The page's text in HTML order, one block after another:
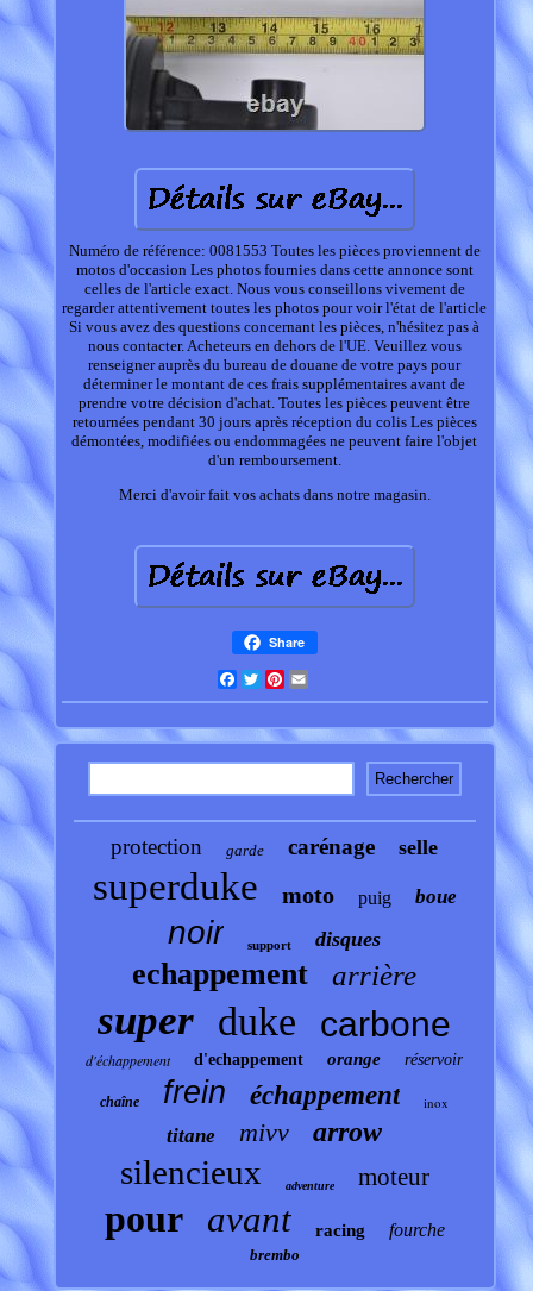
Numéro de référence: 0081553 Toutes les pièces proviennent de
motos d'occasion Les photos fournies dans cette annonce sont
celles de l'article exact. Nous vous conseillons vivement de
regarder attentivement toutes les photos pour voir l'état de l'article
Si vous avez des questions concernant les pièces, n'hésitez pas à
nous contacter. Acheteurs en dehors de l'UE. Veuillez vous
renseigner auprès du bureau de douane de votre pays pour
déterminer le montant de ces frais supplémentaires avant de
prendre votre décision d'achat. Toutes les pièces peuvent être
retournées pendant 30 jours après réception du colis Les pièces
démontées, modifiées ou endommagées ne peuvent faire l'objet
d'un remboursement.
Merci d'avoir fait vos achats dans notre magasin.
Share
Facebook
TwitterPinterest
protection garde carénage selle
superduke moto puig boue
noir support disques
echappement arrière
super duke carbone
d'échappement d'echappement orange réservoir
chaîne frein échappement inox
titane mivv arrow
silencieux adventure moteur
pour avant racing fourche
brembo